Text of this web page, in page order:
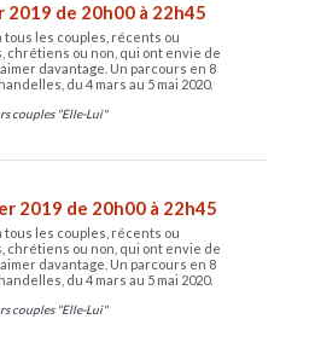
de 20h00 à 22h45
les couples, récents ou
chrétiens ou non, qui ont envie de
davantage. Un parcours en 8
du 4 mars au 5 mai 2020.
couples "Elle-Lui"
2019 de 20h00 à 22h45
les couples, récents ou
chrétiens ou non, qui ont envie de
davantage. Un parcours en 8
du 4 mars au 5 mai 2020.
couples "Elle-Lui"